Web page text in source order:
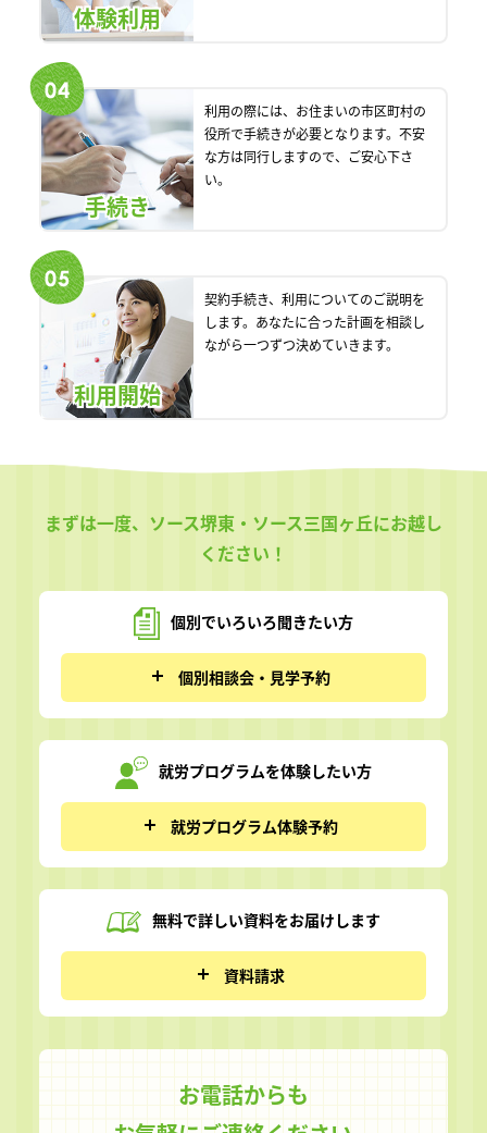
体験利用
手続き
利用の際には、お住まいの市区町村の
役所で手続きが必要となります。不安
な方は同行しますので、ご安心下さ
い。
利用開始
契約手続き、利用についてのご説明を
します。あなたに合った計画を相談し
ながら一つずつ決めていきます。
まずは一度、ソース堺東・ソース三国ヶ丘にお越し
ください！
個別でいろいろ聞きたい方
個別相談会・見学予約
就労プログラムを体験したい方
就労プログラム体験予約
無料で詳しい資料をお届けします
資料請求
お電話からも